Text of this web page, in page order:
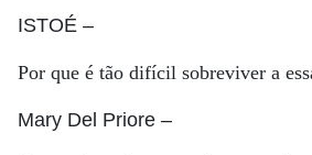
ISTOÉ –
Por que é tão difícil sobreviver a
Mary Del Priore –